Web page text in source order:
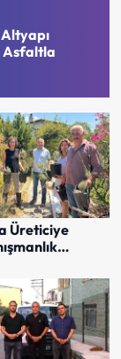
Asfaltla
Üreticiye